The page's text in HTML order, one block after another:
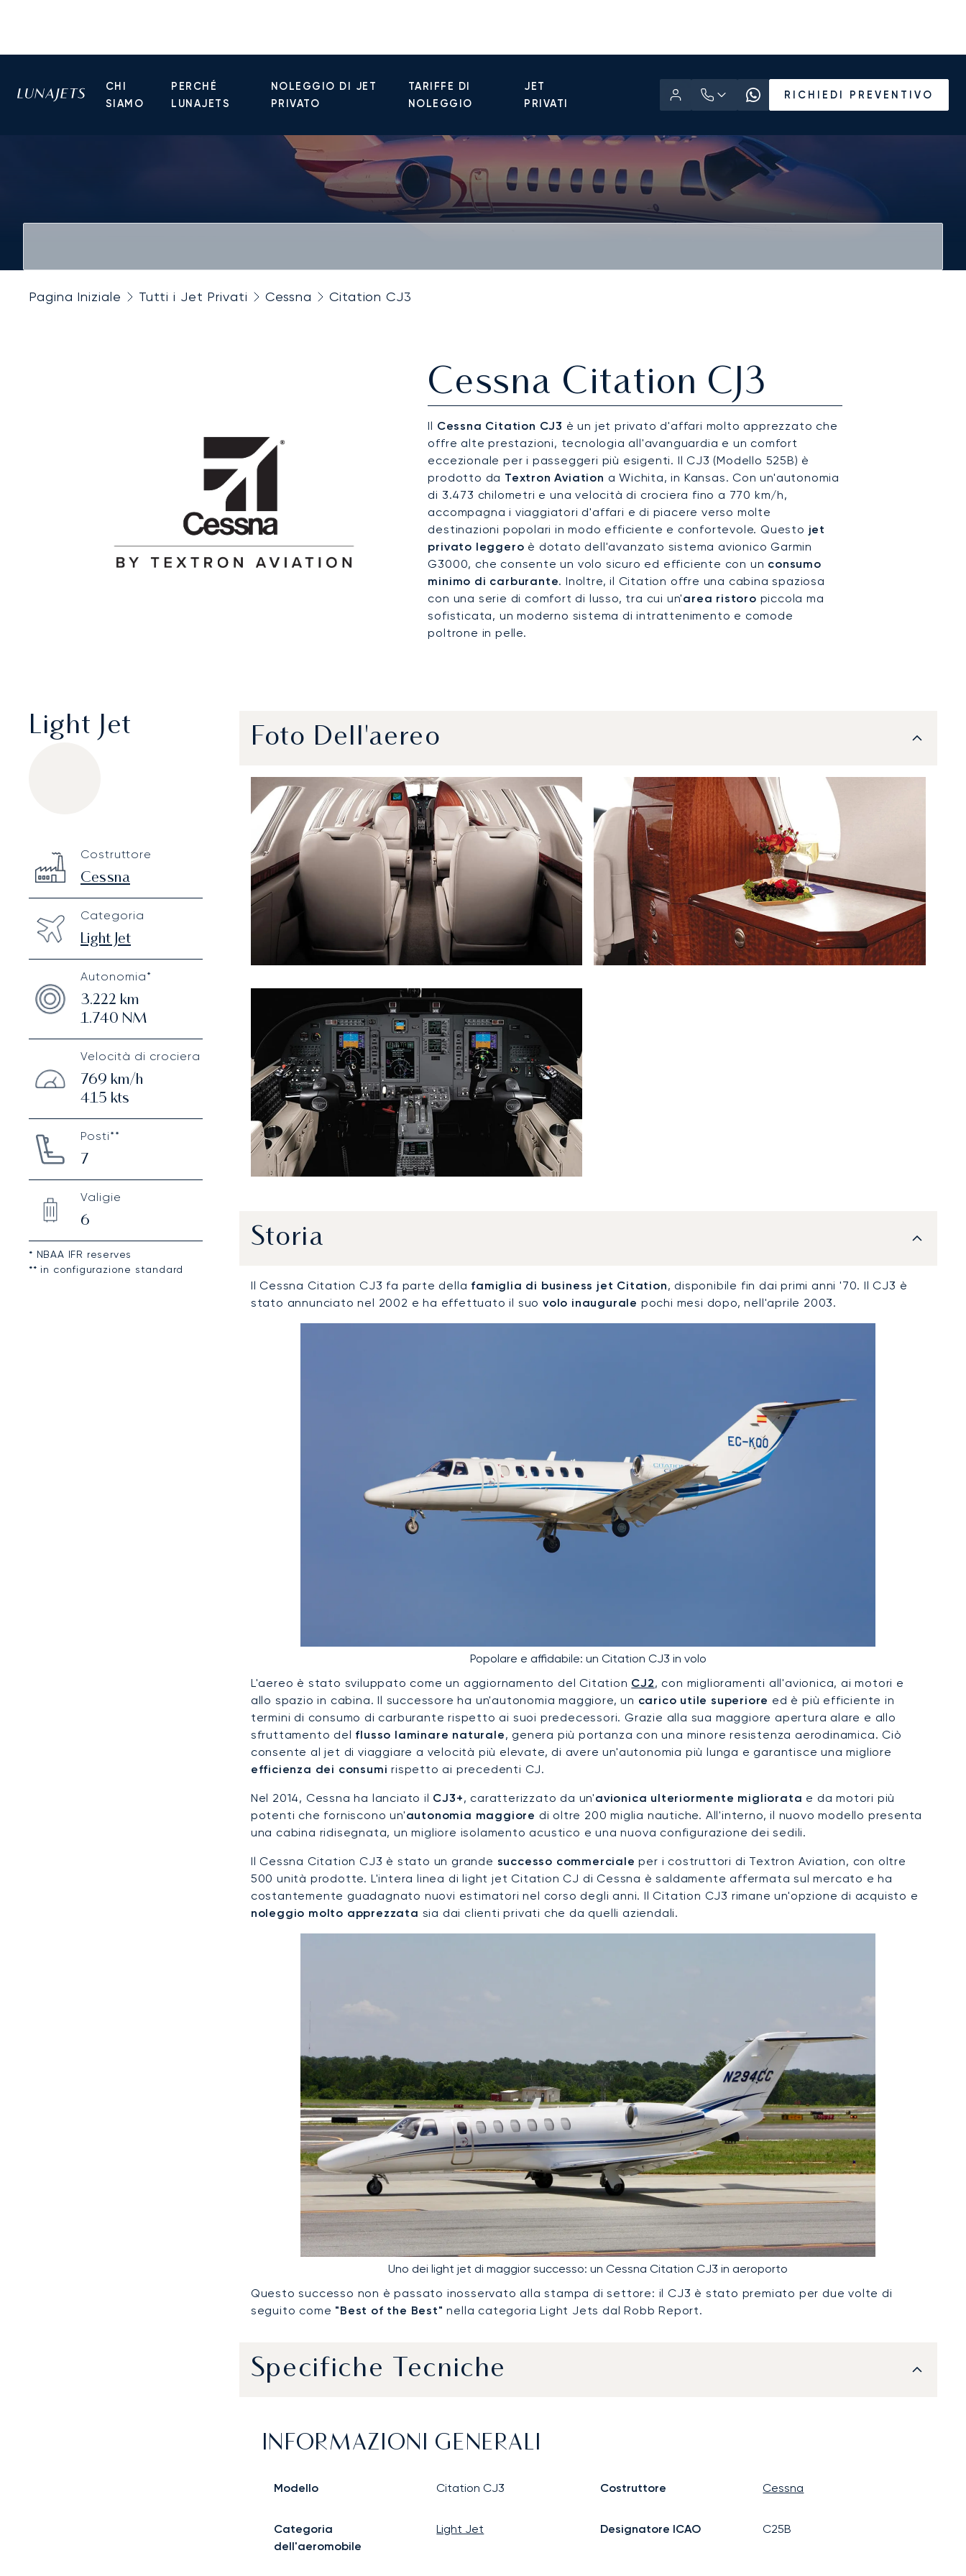
CHI
SIAMO
PERCHÉ
LUNAJETS
NOLEGGIO DI JET
PRIVATO
TARIFFE DI
NOLEGGIO
JET
PRIVATI
RICHIEDI PREVENTIVO
Pagina Iniziale Tutti i Jet Privati Cessna Citation CJ3
Cessna Citation CJ3
Il Cessna Citation CJ3 è un jet privato d'affari molto apprezzato che
offre alte prestazioni, tecnologia all'avanguardia e un comfort
eccezionale per i passeggeri più esigenti. Il CJ3 (Modello 525B) è
prodotto da Textron Aviation a Wichita, in Kansas. Con un'autonomia
di 3.473 chilometri e una velocità di crociera fino a 770 km/h,
accompagna i viaggiatori d'affari e di piacere verso molte
destinazioni popolari in modo efficiente e confortevole. Questo jet
privato leggero è dotato dell'avanzato sistema avionico Garmin
G3000, che consente un volo sicuro ed efficiente con un consumo
minimo di carburante. Inoltre, il Citation offre una cabina spaziosa
con una serie di comfort di lusso, tra cui un'area ristoro piccola ma
sofisticata, un moderno sistema di intrattenimento e comode
poltrone in pelle.
Light Jet
Technical specifications
Costruttore
Cessna
Categoria
Light Jet
Autonomia*
3.222 km
1.740 NM
Velocità di crociera
769 km/h
415 kts
Posti**
7
Valigie
6
* NBAA IFR reserves
** in configurazione standard
Foto Dell'aereo
Storia
Il Cessna Citation CJ3 fa parte della famiglia di business jet Citation, disponibile fin dai primi anni '70. Il CJ3 è
stato annunciato nel 2002 e ha effettuato il suo volo inaugurale pochi mesi dopo, nell'aprile 2003.
Popolare e affidabile: un Citation CJ3 in volo
L'aereo è stato sviluppato come un aggiornamento del Citation CJ2, con miglioramenti all'avionica, ai motori e
allo spazio in cabina. Il successore ha un'autonomia maggiore, un carico utile superiore ed è più efficiente in
termini di consumo di carburante rispetto ai suoi predecessori. Grazie alla sua maggiore apertura alare e allo
sfruttamento del flusso laminare naturale, genera più portanza con una minore resistenza aerodinamica. Ciò
consente al jet di viaggiare a velocità più elevate, di avere un'autonomia più lunga e garantisce una migliore
efficienza dei consumi rispetto ai precedenti CJ.
Nel 2014, Cessna ha lanciato il CJ3+, caratterizzato da un'avionica ulteriormente migliorata e da motori più
potenti che forniscono un'autonomia maggiore di oltre 200 miglia nautiche. All'interno, il nuovo modello presenta
una cabina ridisegnata, un migliore isolamento acustico e una nuova configurazione dei sedili.
Il Cessna Citation CJ3 è stato un grande successo commerciale per i costruttori di Textron Aviation, con oltre
500 unità prodotte. L'intera linea di light jet Citation CJ di Cessna è saldamente affermata sul mercato e ha
costantemente guadagnato nuovi estimatori nel corso degli anni. Il Citation CJ3 rimane un'opzione di acquisto e
noleggio molto apprezzata sia dai clienti privati che da quelli aziendali.
Uno dei light jet di maggior successo: un Cessna Citation CJ3 in aeroporto
Questo successo non è passato inosservato alla stampa di settore: il CJ3 è stato premiato per due volte di
seguito come "Best of the Best" nella categoria Light Jets dal Robb Report.
Specifiche Tecniche
INFORMAZIONI GENERALI
Modello Citation CJ3 Costruttore Cessna
Categoria
dell'aeromobile
Light Jet Designatore ICAO C25B